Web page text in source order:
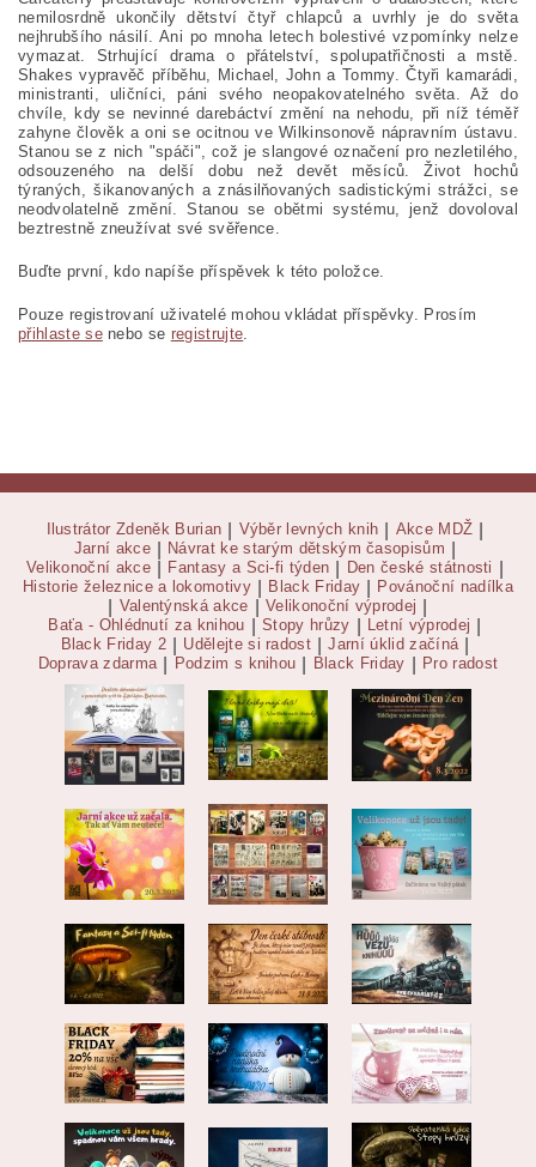
nemilosrdně ukončily dětství čtyř chlapců a uvrhly je do světa
nejhrubšího násilí. Ani po mnoha letech bolestivé vzpomínky nelze
vymazat. Strhující drama o přátelství, spolupatřičnosti a mstě.
Shakes vypravěč příběhu, Michael, John a Tommy. Čtyři kamarádi,
ministranti, uličníci, páni svého neopakovatelného světa. Až do
chvíle, kdy se nevinné darebáctví změní na nehodu, při níž téměř
zahyne člověk a oni se ocitnou ve Wilkinsonově nápravním ústavu.
Stanou se z nich "spáči", což je slangové označení pro nezletilého,
odsouzeného na delší dobu než devět měsíců. Život hochů
týraných, šikanovaných a znásilňovaných sadistickými strážci, se
neodvolatelně změní. Stanou se obětmi systému, jenž dovoloval
beztrestně zneužívat své svěřence.
Buďte první, kdo napíše příspěvek k této položce.
Pouze registrovaní uživatelé mohou vkládat příspěvky. Prosím
přihlaste senebo se registrujte.
Ilustrátor Zdeněk Burian Výběr levných knih Akce MDŽ
Jarní akce Návrat ke starým dětským časopisům
Velikonoční akce Fantasy a Sci-fi týden Den české státnosti
Historie železnice a lokomotivy Black Friday Povánoční nadílka
Valentýnská akce Velikonoční výprodej
Baťa - Ohlédnutí za knihou Stopy hrůzy Letní výprodej
Black Friday 2 Udělejte si radost Jarní úklid začíná
Doprava zdarma Podzim s knihou Black Friday Pro radost